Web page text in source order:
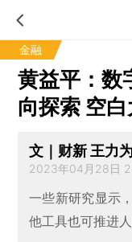
金融
黄益平：数
向探索 空
文｜财新 王力
2023年04月28日
一些新研究显示
他工具也可推进